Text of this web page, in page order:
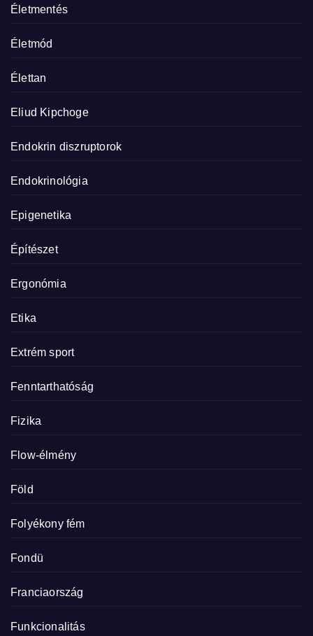
Életmentés
Életmód
Élettan
Eliud Kipchoge
Endokrin diszruptorok
Endokrinológia
Epigenetika
Építészet
Ergonómia
Etika
Extrém sport
Fenntarthatóság
Fizika
Flow-élmény
Föld
Folyékony fém
Fondü
Franciaország
Funkcionalitás